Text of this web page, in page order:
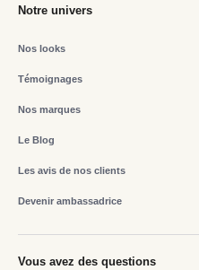
Notre univers
Nos looks
Témoignages
Nos marques
Le Blog
Les avis de nos clients
Devenir ambassadrice
Vous avez des questions